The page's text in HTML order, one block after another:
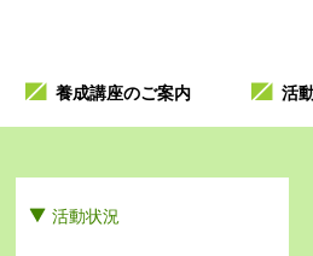
養成講座のご案内 活
活動状況